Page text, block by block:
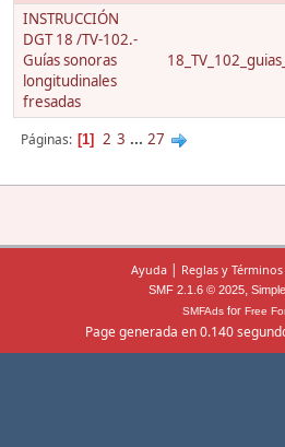
INSTRUCCIÓN
DGT 18 /TV-102.-
Guías sonoras
longitudinales
fresadas
Páginas 1 2 3 ... 27
Ayuda | Reglas y Términos
SMF 2.1.6 © 2025,
SMFAdsfor Free
Page generada en 0.140